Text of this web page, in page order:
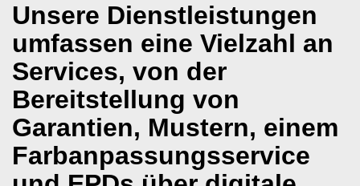
Unsere Dienstleistungen
umfassen eine Vielzahl an
Services, von der
Bereitstellung von
Garantien, Mustern, einem
Farbanpassungsservice